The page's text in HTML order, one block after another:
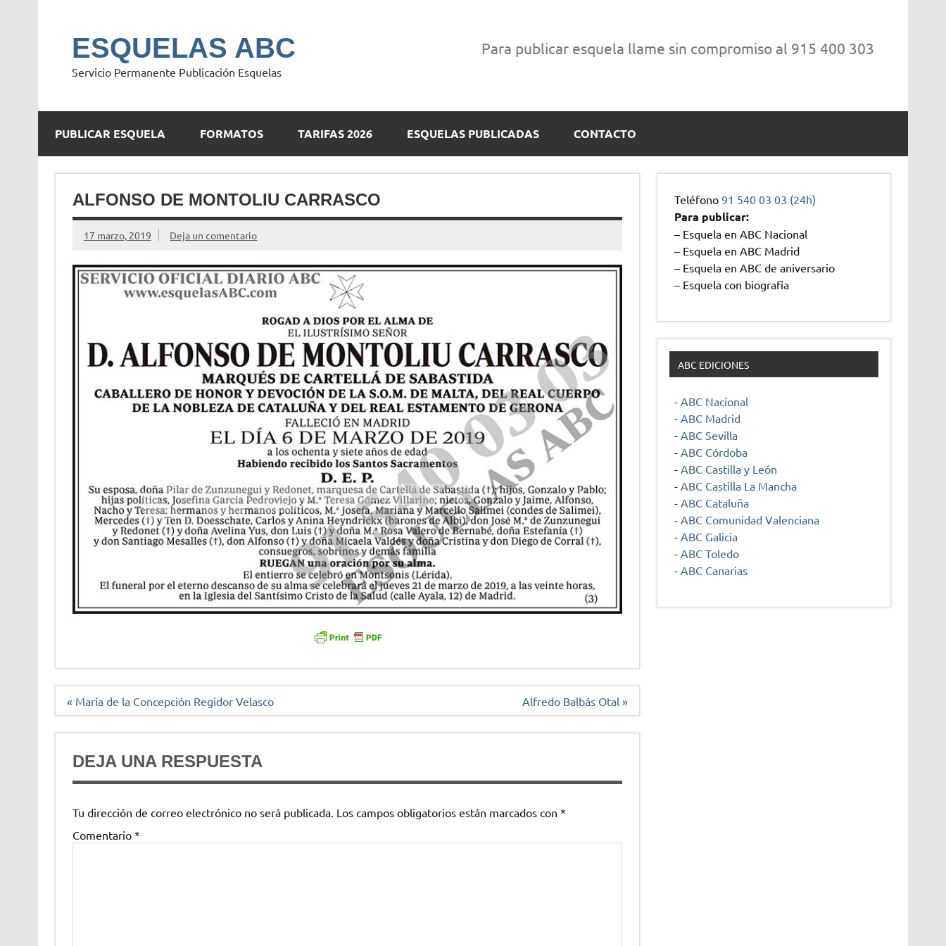
ESQUELAS ABC
Servicio Permanente Publicación Esquelas
Para publicar esquela llame sin compromiso al 915 400 303
PUBLICAR ESQUELA FORMATOS TARIFAS 2026 ESQUELAS PUBLICADAS CONTACTO
ALFONSO DE MONTOLIU CARRASCO
17 marzo, 2019 Deja un comentario
Navegación
« María de la Concepción Regidor Velasco Alfredo Balbás Otal »
DEJA UNA RESPUESTA
Tu dirección de correo electrónico no será publicada. Los campos obligatorios están marcados con *
Comentario *
Teléfono91 540 03 03 (24h)
Para publicar:
– Esquela en ABC Nacional
– Esquela en ABC Madrid
– Esquela en ABC de aniversario
– Esquela con biografía
ABC EDICIONES
- ABC Nacional
- ABC Madrid
- ABC Sevilla
- ABC Córdoba
- ABC Castilla y León
- ABC Castilla La Mancha
- ABC Cataluña
- ABC Comunidad Valenciana
- ABC Galicia
- ABC Toledo
- ABC Canarias